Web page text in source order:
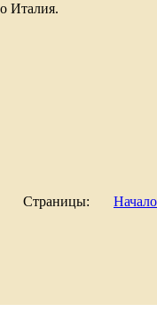
Италия.
Страницы:
Начало